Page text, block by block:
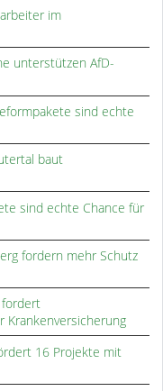
im
unterstützen AfD-
sind echte
baut
sind echte Chance für
fordern mehr Schutz
fordert
Krankenversicherung
16 Projekte mit